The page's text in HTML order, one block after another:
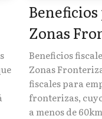
Zonas
Beneficios
Zonas
fiscales para
fronterizas,
a menos de